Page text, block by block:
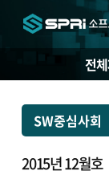
전
SW중심사회
2015년 12월호